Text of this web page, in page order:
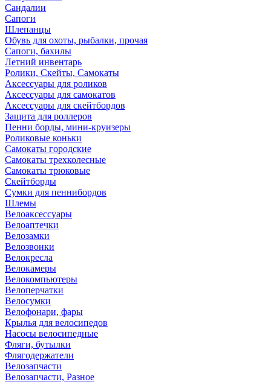
Сандалии
Сапоги
Шлепанцы
Обувь для охоты, рыбалки, прочая
Сапоги, бахилы
Летний инвентарь
Ролики, Скейты, Самокаты
Аксессуары для роликов
Аксессуары для самокатов
Аксессуары для скейтбордов
Защита для роллеров
Пенни борды, мини-круизеры
Роликовые коньки
Самокаты городские
Самокаты трехколесные
Самокаты трюковые
Скейтборды
Сумки для пеннибордов
Шлемы
Велоаксессуары
Велоаптечки
Велозамки
Велозвонки
Велокресла
Велокамеры
Велокомпьютеры
Велоперчатки
Велосумки
Велофонари, фары
Крылья для велосипедов
Насосы велосипедные
Фляги, бутылки
Флягодержатели
Велозапчасти
Велозапчасти, Разное